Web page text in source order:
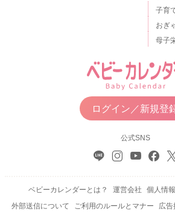
子育
おぎ
母子
ログイン／新規登
公式SNS
ベビーカレンダーとは？ 運営会社
個人情
外部送信について
ご利用のルールとマナー 広告